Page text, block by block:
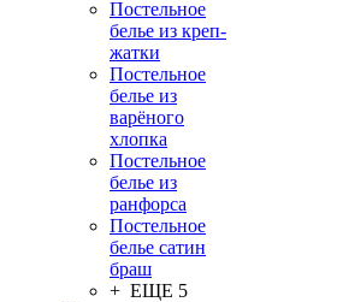
Постельное
белье из креп-
жатки
Постельное
белье из
варёного
хлопка
Постельное
белье из
ранфорса
Постельное
белье сатин
браш
+ ЕЩЕ 5